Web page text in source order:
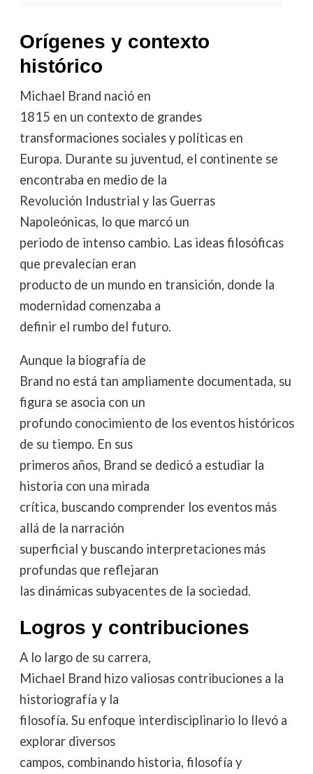
Orígenes y contexto
histórico
Michael Brand nació en
1815 en un contexto de grandes
transformaciones sociales y políticas en
Europa. Durante su juventud, el continente se
encontraba en medio de la
Revolución Industrial y las Guerras
Napoleónicas, lo que marcó un
periodo de intenso cambio. Las ideas filosóficas
que prevalecían eran
producto de un mundo en transición, donde la
modernidad comenzaba a
definir el rumbo del futuro.
Aunque la biografía de
Brand no está tan ampliamente documentada, su
figura se asocia con un
profundo conocimiento de los eventos históricos
de su tiempo. En sus
primeros años, Brand se dedicó a estudiar la
historia con una mirada
crítica, buscando comprender los eventos más
allá de la narración
superficial y buscando interpretaciones más
profundas que reflejaran
las dinámicas subyacentes de la sociedad.
Logros y contribuciones
A lo largo de su carrera,
Michael Brand hizo valiosas contribuciones a la
historiografía y la
filosofía. Su enfoque interdisciplinario lo llevó a
explorar diversos
campos, combinando historia, filosofía y